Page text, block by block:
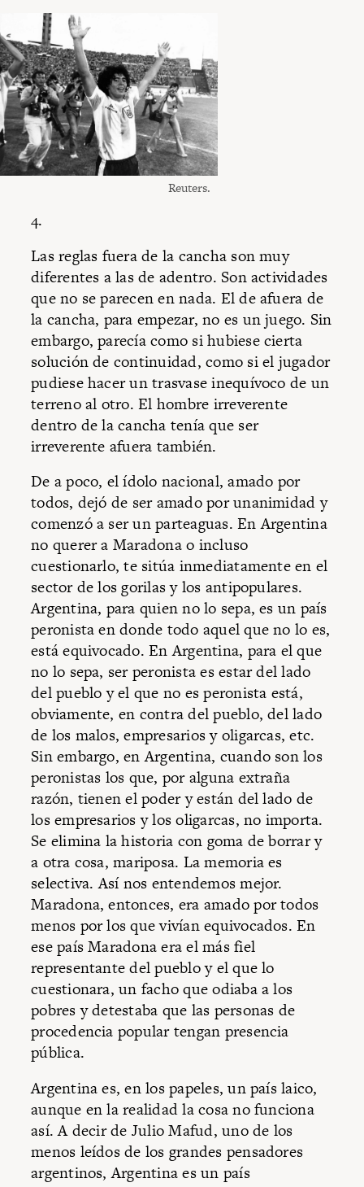
Reuters.
4.
Las reglas fuera de la cancha son muy
diferentes a las de adentro. Son actividades
que no se parecen en nada. El de afuera de
la cancha, para empezar, no es un juego. Sin
embargo, parecía como si hubiese cierta
solución de continuidad, como si el jugador
pudiese hacer un trasvase inequívoco de un
terreno al otro. El hombre irreverente
dentro de la cancha tenía que ser
irreverente afuera también.
De a poco, el ídolo nacional, amado por
todos, dejó de ser amado por unanimidad y
comenzó a ser un parteaguas. En Argentina
no querer a Maradona o incluso
cuestionarlo, te sitúa inmediatamente en el
sector de los gorilas y los antipopulares.
Argentina, para quien no lo sepa, es un país
peronista en donde todo aquel que no lo es,
está equivocado. En Argentina, para el que
no lo sepa, ser peronista es estar del lado
del pueblo y el que no es peronista está,
obviamente, en contra del pueblo, del lado
de los malos, empresarios y oligarcas, etc.
Sin embargo, en Argentina, cuando son los
peronistas los que, por alguna extraña
razón, tienen el poder y están del lado de
los empresarios y los oligarcas, no importa.
Se elimina la historia con goma de borrar y
a otra cosa, mariposa. La memoria es
selectiva. Así nos entendemos mejor.
Maradona, entonces, era amado por todos
menos por los que vivían equivocados. En
ese país Maradona era el más fiel
representante del pueblo y el que lo
cuestionara, un facho que odiaba a los
pobres y detestaba que las personas de
procedencia popular tengan presencia
pública.
Argentina es, en los papeles, un país laico,
aunque en la realidad la cosa no funciona
así. A decir de Julio Mafud, uno de los
menos leídos de los grandes pensadores
argentinos, Argentina es un país